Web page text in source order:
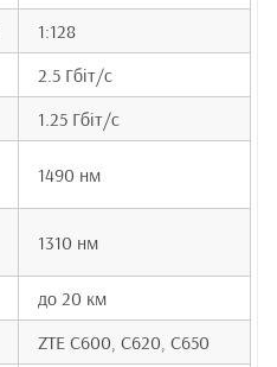
1:128
2.5 Гбіт/с
1.25 Гбіт/с
1490 нм
1310 нм
до 20 км
ZTE C600, C620, C650